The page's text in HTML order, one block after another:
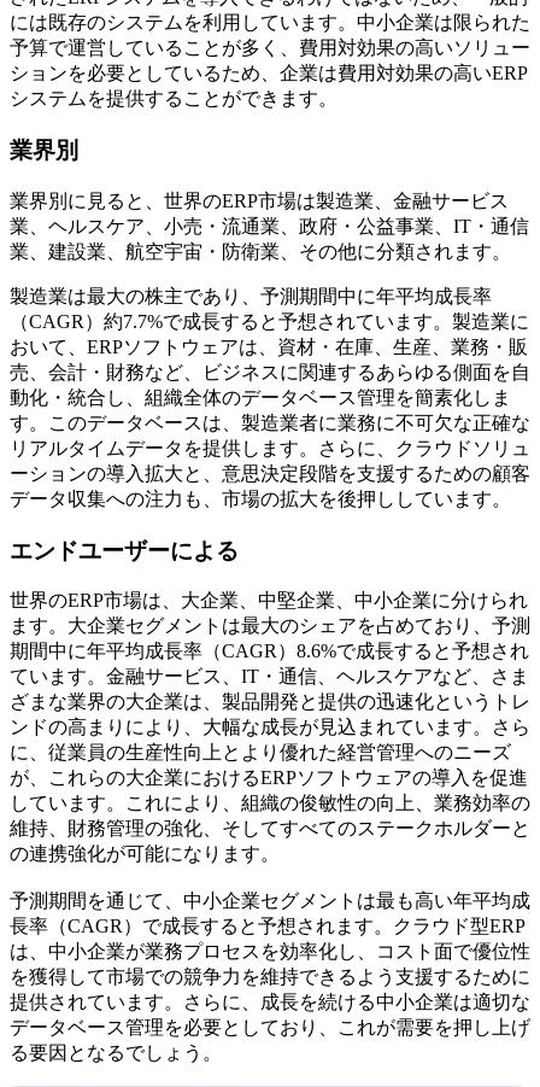
には既存のシステムを利用しています。中小企業は限られた
予算で運営していることが多く、費用対効果の高いソリュー
ションを必要としているため、企業は費用対効果の高いERP
システムを提供することができます。
業界別
業界別に見ると、世界のERP市場は製造業、金融サービス
業、ヘルスケア、小売・流通業、政府・公益事業、IT・通信
業、建設業、航空宇宙・防衛業、その他に分類されます。
製造業は最大の株主であり、予測期間中に年平均成長率
（CAGR）約7.7%で成長すると予想されています。製造業に
おいて、ERPソフトウェアは、資材・在庫、生産、業務・販
売、会計・財務など、ビジネスに関連するあらゆる側面を自
動化・統合し、組織全体のデータベース管理を簡素化しま
す。このデータベースは、製造業者に業務に不可欠な正確な
リアルタイムデータを提供します。さらに、クラウドソリュ
ーションの導入拡大と、意思決定段階を支援するための顧客
データ収集への注力も、市場の拡大を後押ししています。
エンドユーザーによる
世界のERP市場は、大企業、中堅企業、中小企業に分けられ
ます。大企業セグメントは最大のシェアを占めており、予測
期間中に年平均成長率（CAGR）8.6%で成長すると予想され
ています。金融サービス、IT・通信、ヘルスケアなど、さま
ざまな業界の大企業は、製品開発と提供の迅速化というトレ
ンドの高まりにより、大幅な成長が見込まれています。さら
に、従業員の生産性向上とより優れた経営管理へのニーズ
が、これらの大企業におけるERPソフトウェアの導入を促進
しています。これにより、組織の俊敏性の向上、業務効率の
維持、財務管理の強化、そしてすべてのステークホルダーと
の連携強化が可能になります。
予測期間を通じて、中小企業セグメントは最も高い年平均成
長率（CAGR）で成長すると予想されます。クラウド型ERP
は、中小企業が業務プロセスを効率化し、コスト面で優位性
を獲得して市場での競争力を維持できるよう支援するために
提供されています。さらに、成長を続ける中小企業は適切な
データベース管理を必要としており、これが需要を押し上げ
る要因となるでしょう。